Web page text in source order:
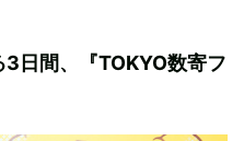
日間、『TOKYO数寄フ